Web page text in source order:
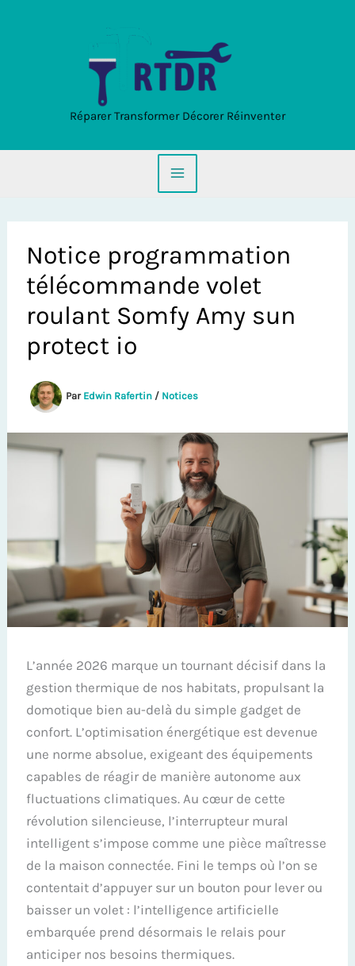
Réparer Transformer Décorer Réinventer
Notice programmation
télécommande volet
roulant Somfy Amy sun
protect io
Par Edwin Rafertin / Notices
L’année 2026 marque un tournant décisif dans la
gestion thermique de nos habitats, propulsant la
domotique bien au-delà du simple gadget de
confort. L’optimisation énergétique est devenue
une norme absolue, exigeant des équipements
capables de réagir de manière autonome aux
fluctuations climatiques. Au cœur de cette
révolution silencieuse, l’interrupteur mural
intelligent s’impose comme une pièce maîtresse
de la maison connectée. Fini le temps où l’on se
contentait d’appuyer sur un bouton pour lever ou
baisser un volet : l’intelligence artificielle
embarquée prend désormais le relais pour
anticiper nos besoins thermiques.